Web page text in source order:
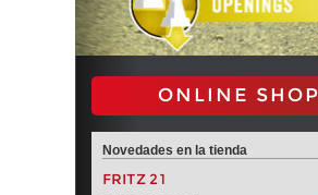
ONLINE SHOP
Novedades en la tienda
FRITZ 21